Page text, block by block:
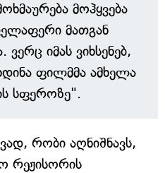
მოჰყვება
მათგან
ვერც იმას ვიხსენებ,
ფილმმა ამხელა
სფეროზე".
რობი აღნიშნავს,
რეჟისორის